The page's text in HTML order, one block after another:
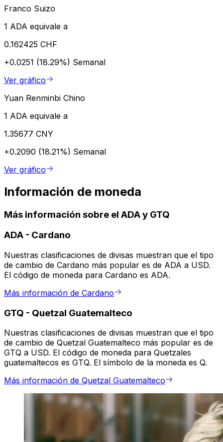
Franco Suizo
1 ADA equivale a
0.162425 CHF
+0.0251 (18.29%) Semanal
Ver gráfico
Yuan Renminbi Chino
1 ADA equivale a
1.35677 CNY
+0.2090 (18.21%) Semanal
Ver gráfico
Información de moneda
Más información sobre el ADA y GTQ
ADA - Cardano
Nuestras clasificaciones de divisas muestran que el tipo
de cambio de Cardano más popular es de ADA a USD.
El código de moneda para Cardano es ADA.
Más información de Cardano
GTQ - Quetzal Guatemalteco
Nuestras clasificaciones de divisas muestran que el tipo
de cambio de Quetzal Guatemalteco más popular es de
GTQ a USD. El código de moneda para Quetzales
guatemaltecos es GTQ. El símbolo de la moneda es Q.
Más información de Quetzal Guatemalteco